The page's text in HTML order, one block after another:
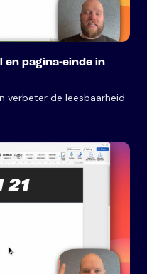
pagina-einde in
verbeter de leesbaarheid